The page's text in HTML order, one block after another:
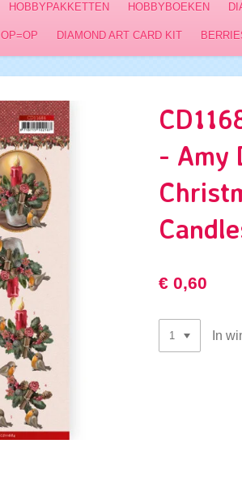
HOBBYPAKKETTEN HOBBYBOEKEN
OP=OP DIAMOND ART CARD KIT
- Amy
€ 0,60
In